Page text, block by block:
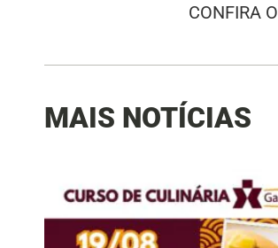
CONFIRA O
MAIS NOTÍCIAS